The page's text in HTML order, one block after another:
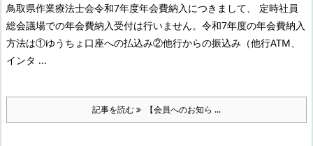
鳥取県作業療法士会令和7年度年会費納入につきまして、 定時社員
総会議場での年会費納入受付は行いません。 令和7年度の年会費納入
方法は①ゆうちょ口座への払込み②他行からの振込み（他行ATM、
インタ ...
記事を読む 【会員へのお知ら ...